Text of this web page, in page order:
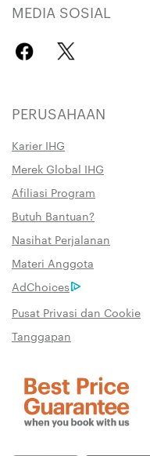
MEDIA SOSIAL
PERUSAHAAN
Karier IHG
Merek Global IHG
Afiliasi Program
Butuh Bantuan?
Nasihat Perjalanan
Materi Anggota
AdChoices
Pusat Privasi dan Cookie
Tanggapan